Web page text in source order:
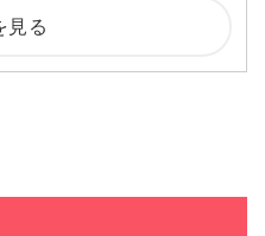
見る